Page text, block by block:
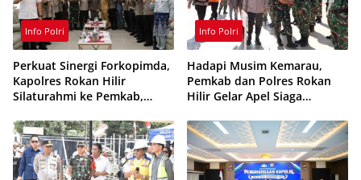
Info Polri
Perkuat Sinergi Forkopimda,
Kapolres Rokan Hilir
Silaturahmi ke Pemkab,
Info Polri
Hadapi Musim Kemarau,
Pemkab dan Polres Rokan
Hilir Gelar Apel Siaga
Sinergi Cegah Kebakaran